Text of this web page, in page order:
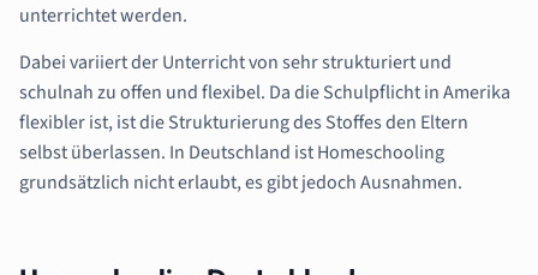
unterrichtet werden.
Dabei variiert der Unterricht von sehr strukturiert und
schulnah zu offen und flexibel. Da die Schulpflicht in Amerika
flexibler ist, ist die Strukturierung des Stoffes den Eltern
selbst überlassen. In Deutschland ist Homeschooling
grundsätzlich nicht erlaubt, es gibt jedoch Ausnahmen.